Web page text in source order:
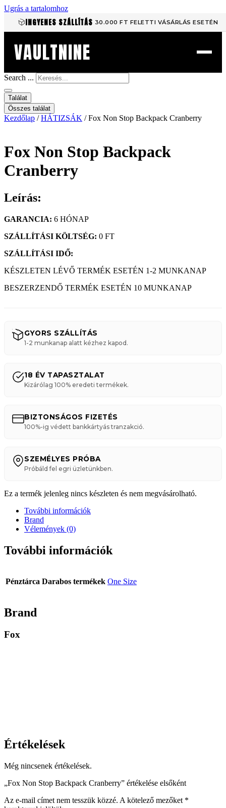
Ugrás a tartalomhoz
INGYENES SZÁLLÍTÁS 30.000 FT FELETTI VÁSÁRLÁS ESETÉN
VAULTNINE
Search ...
Találat
Összes találat
Kezdőlap /HÁTIZSÁK / Fox Non Stop Backpack Cranberry
Fox Non Stop Backpack
Cranberry
Leírás:
GARANCIA: 6 HÓNAP
SZÁLLÍTÁSI KÖLTSÉG: 0 FT
SZÁLLÍTÁSI IDŐ:
KÉSZLETEN LÉVŐ TERMÉK ESETÉN 1-2 MUNKANAP
BESZERZENDŐ TERMÉK ESETÉN 10 MUNKANAP
GYORS SZÁLLÍTÁS
1-2 munkanap alatt kézhez kapod.
18 ÉV TAPASZTALAT
Kizárólag 100% eredeti termékek.
BIZTONSÁGOS FIZETÉS
100%-ig védett bankkártyás tranzakció.
SZEMÉLYES PRÓBA
Próbáld fel egri üzletünkben.
Ez a termék jelenleg nincs készleten és nem megvásárolható.
További információk
Brand
Vélemények (0)
További információk
Pénztárca Darabos termékek One Size
Brand
Fox
Értékelések
Még nincsenek értékelések.
„Fox Non Stop Backpack Cranberry” értékelése elsőként
Az e-mail címet nem tesszük közzé. A kötelező mezőket *